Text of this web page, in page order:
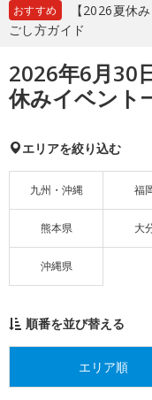
おすすめ
【2026夏休
ごし方ガイド
2026年6月30
休みイベント
エリアを絞り込む
九州・沖縄 福
熊本県 大
沖縄県
順番を並び替える
エリア順